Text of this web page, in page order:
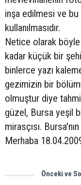
inşa edilmesi ve bu
kullanılmasıdır.
Netice olarak böyle
kadar küçük bir
binlerce yazı
gezimizin bir
olmuştur diye
güzel, Bursa yeşil
mirasçısı.
Merhaba
Önceki ve